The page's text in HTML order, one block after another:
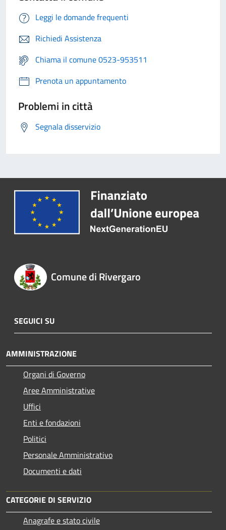
Leggi le domande frequenti
Richiedi Assistenza
Chiama il comune 0523-953511
Prenota un appuntamento
Problemi in città
Segnala disservizio
Comune di Rivergaro
SEGUICI SU
AMMINISTRAZIONE
Organi di Governo
Aree Amministrative
Uffici
Enti e fondazioni
Politici
Personale Amministrativo
Documenti e dati
CATEGORIE DI SERVIZIO
Anagrafe e stato civile